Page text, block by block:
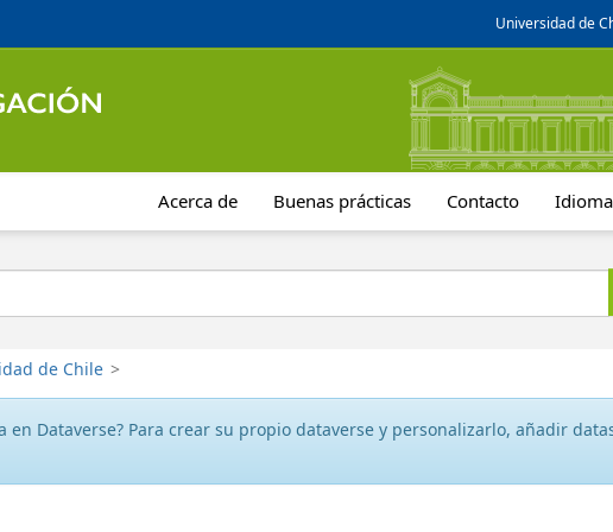
Universidad de
Acerca de Buenas prácticas Contacto Idioma
de Chile >
en Dataverse? Para crear su propio dataverse y personalizarlo, añadir